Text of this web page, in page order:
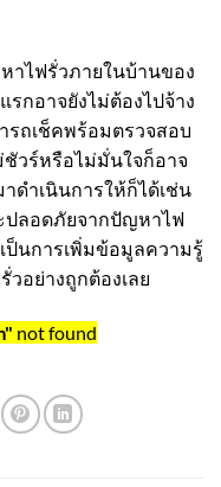
าไฟรั่วภายในบ้านของ
รกอาจยังไม่ต้องไปจ้าง
รถเช็คพร้อมตรวจสอบ
ชัวร์หรือไม่มั่นใจก็อาจ
ดำเนินการให้ก็ได้เช่น
ปลอดภัยจากปัญหาไฟ
ป็นการเพิ่มข้อมูลความรู้
อย่างถูกต้องเลย
not found